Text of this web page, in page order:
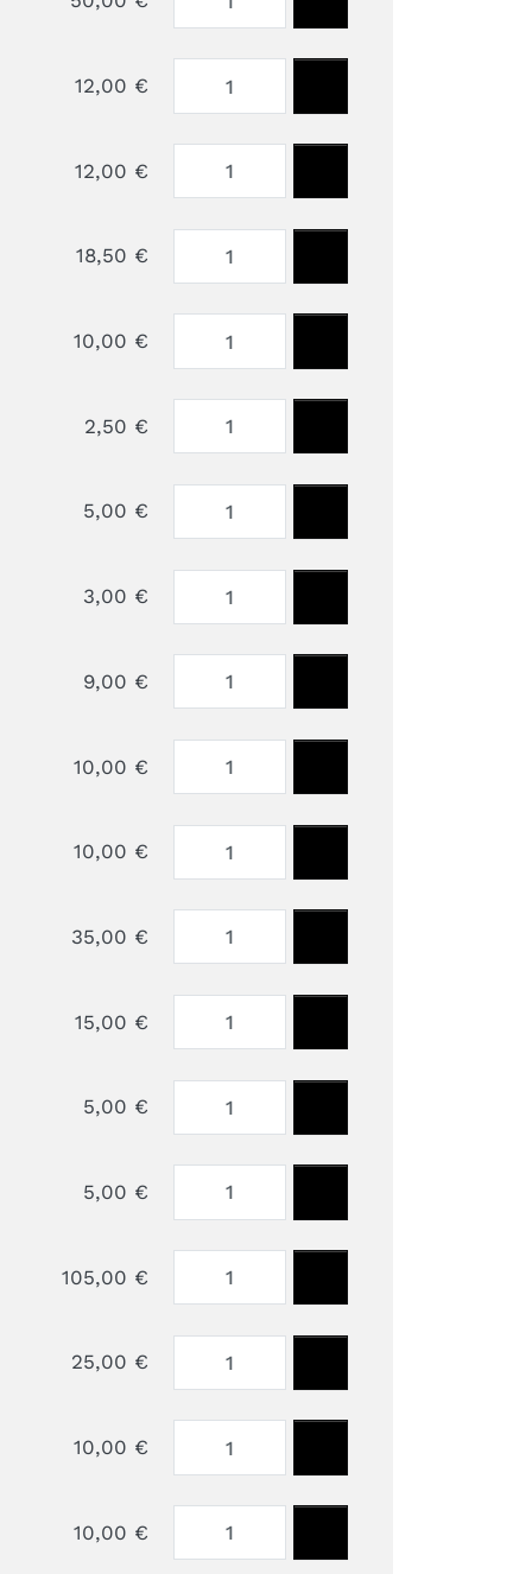
12,00 €
12,00 €
18,50 €
10,00 €
2,50 €
5,00 €
3,00 €
9,00 €
10,00 €
10,00 €
35,00 €
15,00 €
5,00 €
5,00 €
105,00 €
25,00 €
10,00 €
10,00 €